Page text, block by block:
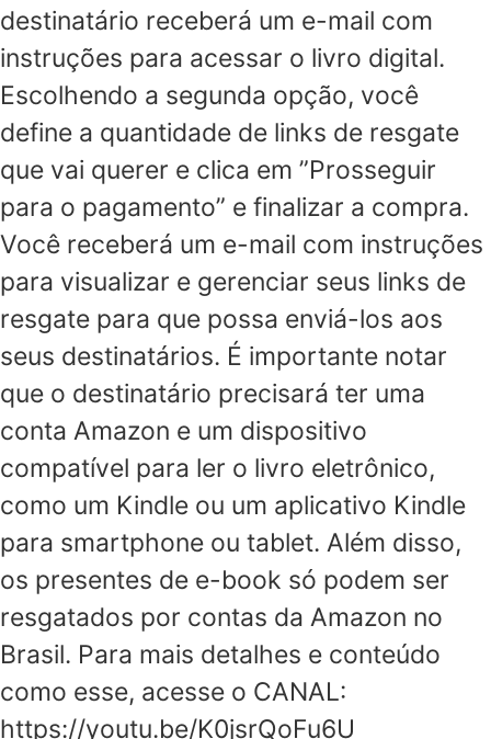
destinatário receberá um e-mail com
instruções para acessar o livro digital.
Escolhendo a segunda opção, você
define a quantidade de links de resgate
que vai querer e clica em ”Prosseguir
para o pagamento” e finalizar a compra.
Você receberá um e-mail com instruções
para visualizar e gerenciar seus links de
resgate para que possa enviá-los aos
seus destinatários. É importante notar
que o destinatário precisará ter uma
conta Amazon e um dispositivo
compatível para ler o livro eletrônico,
como um Kindle ou um aplicativo Kindle
para smartphone ou tablet. Além disso,
os presentes de e-book só podem ser
resgatados por contas da Amazon no
Brasil. Para mais detalhes e conteúdo
como esse, acesse o CANAL:
https://youtu.be/K0jsrQoFu6U